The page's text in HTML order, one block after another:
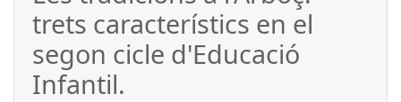
trets característics en el
segon cicle d'Educació
Infantil.